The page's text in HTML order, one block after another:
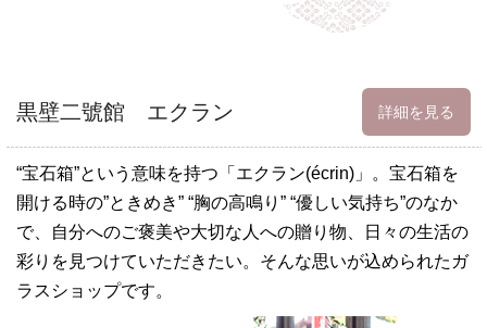
黒壁二號館 エクラン 詳細を見る
“宝石箱”という意味を持つ「エクラン(écrin)」。宝石箱を
開ける時の”ときめき” “胸の高鳴り” “優しい気持ち”のなか
で、自分へのご褒美や大切な人への贈り物、日々の生活の
彩りを見つけていただきたい。そんな思いが込められたガ
ラスショップです。